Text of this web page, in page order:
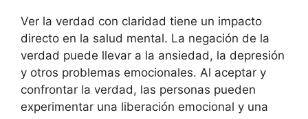
Ver la verdad con claridad tiene un impacto
directo en la salud mental. La negación de la
verdad puede llevar a la ansiedad, la depresión
y otros problemas emocionales. Al aceptar y
confrontar la verdad, las personas pueden
experimentar una liberación emocional y una